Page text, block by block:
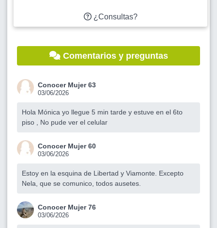
¿Consultas?
Comentarios y preguntas
Conocer Mujer 63
03/06/2026
Hola Mónica yo llegue 5 min tarde y estuve en el 6to
piso , No pude ver el celular
Conocer Mujer 60
03/06/2026
Estoy en la esquina de Libertad y Viamonte. Excepto
Nela, que se comunico, todos ausetes.
Conocer Mujer 76
03/06/2026